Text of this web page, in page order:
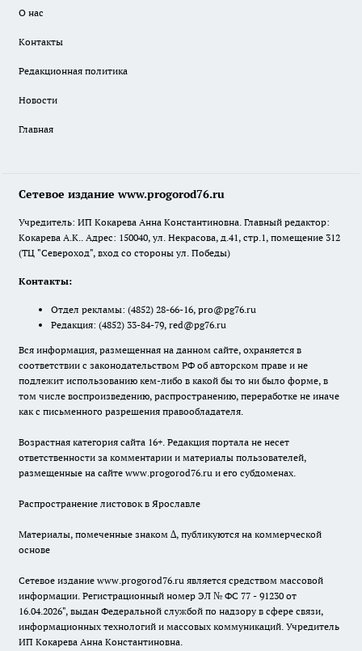
О нас
Контакты
Редакционная политика
Новости
Главная
Сетевое издание www.progorod76.ru
Учредитель: ИП Кокарева Анна Константиновна. Главный редактор:
Кокарева А.К.. Адрес: 150040, ул. Некрасова, д.41, стр.1, помещение 312
(ТЦ "Североход", вход со стороны ул. Победы)
Контакты:
Отдел рекламы: (4852) 28-66-16, pro@pg76.ru
Редакция: (4852) 33-84-79, red@pg76.ru
Вся информация, размещенная на данном сайте, охраняется в
соответствии с законодательством РФ об авторском праве и не
подлежит использованию кем-либо в какой бы то ни было форме, в
том числе воспроизведению, распространению, переработке не иначе
как с письменного разрешения правообладателя.
Возрастная категория сайта 16+. Редакция портала не несет
ответственности за комментарии и материалы пользователей,
размещенные на сайте www.progorod76.ru и его субдоменах.
Распространение листовок в Ярославле
Материалы, помеченные знаком ∆, публикуются на коммерческой
основе
Сетевое издание www.progorod76.ru является средством массовой
информации. Регистрационный номер ЭЛ № ФС 77 - 91230 от
16.04.2026", выдан Федеральной службой по надзору в сфере связи,
информационных технологий и массовых коммуникаций. Учредитель
ИП Кокарева Анна Константиновна.